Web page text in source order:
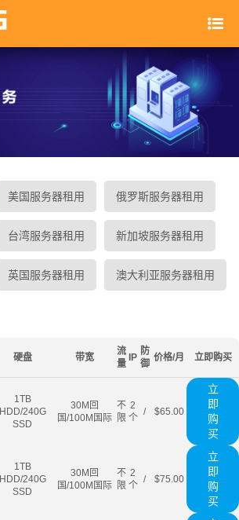
美国服务器租用 俄罗斯服务器租用
台湾服务器租用 新加坡服务器租用
英国服务器租用 澳大利亚服务器租用
硬盘 带宽
流
量
IP
防
御
价格/月 立即购买
1TB
HDD/240G
SSD
30M回
国/100M国际
不
限
2
个
/ $65.00
立
即
购
买
1TB
HDD/240G
SSD
30M回
国/100M国际
不
限
2
个
/ $75.00
立
即
购
买